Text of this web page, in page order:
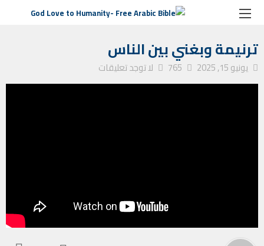
الصفحة الرئيسية ترانيم كنيسة ترنيمة وبغني بين الناس
ترنيمة وبغني بين الناس
يونيو 15, 2025 765 لا توجد تعليقات